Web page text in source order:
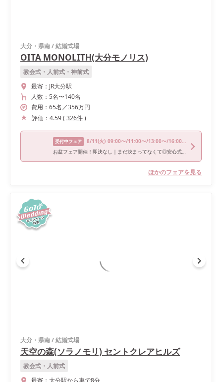
大分・県南/結婚式場
OITA MONOLITH(大分モノリス)
教会式・人前式・神前式
最寄： JR大分駅
人数： 5名〜140名
費用： 65名 ／356万円
評価： 4.59( 326件)
受付中フェア 8/11(火) 09:00〜/11:00〜/13:00〜/16:00〜/18:00〜
お盆フェア開催！即決なし｜まだ決まってなくて◎安心式場相談会
ほかのフェアを見る
大分・県南/結婚式場
天空の森(ソラノモリ) セントクレアヒルズ
教会式・人前式
最寄： 大分駅から車で8分